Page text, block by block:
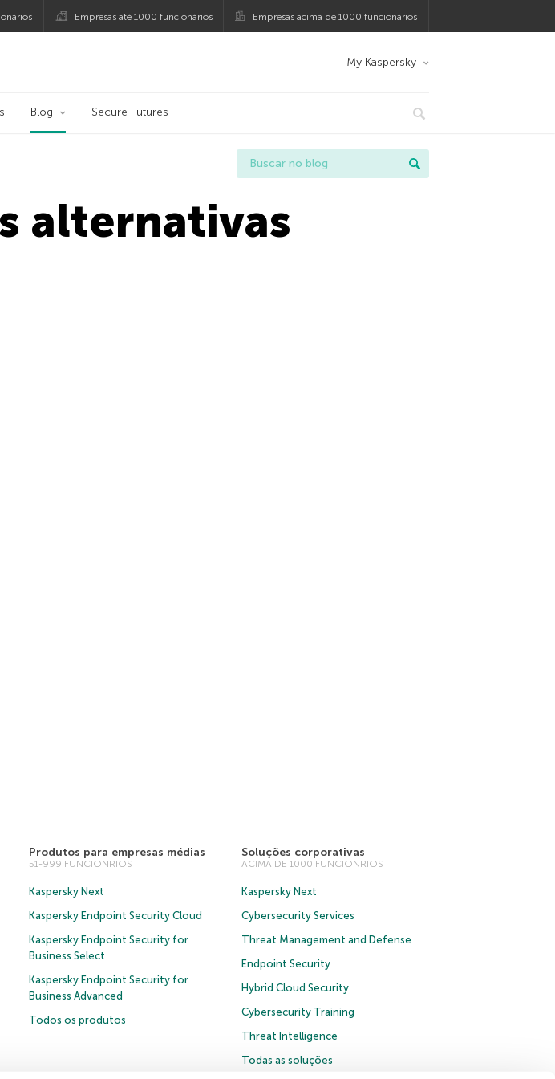
Empresas até 1000 funcionários Empresas acima de 1000 funcionários
My Kaspersky
Blog Secure Futures
alternativas
Produtos para empresas médias
51-999 FUNCIONRIOS
Kaspersky Next
Kaspersky Endpoint Security Cloud
Kaspersky Endpoint Security for
Business Select
Kaspersky Endpoint Security for
Business Advanced
Todos os produtos
Soluções corporativas
ACIMA DE 1000 FUNCIONRIOS
Kaspersky Next
Cybersecurity Services
Threat Management and Defense
Endpoint Security
Hybrid Cloud Security
Cybersecurity Training
Threat Intelligence
Todas as soluções